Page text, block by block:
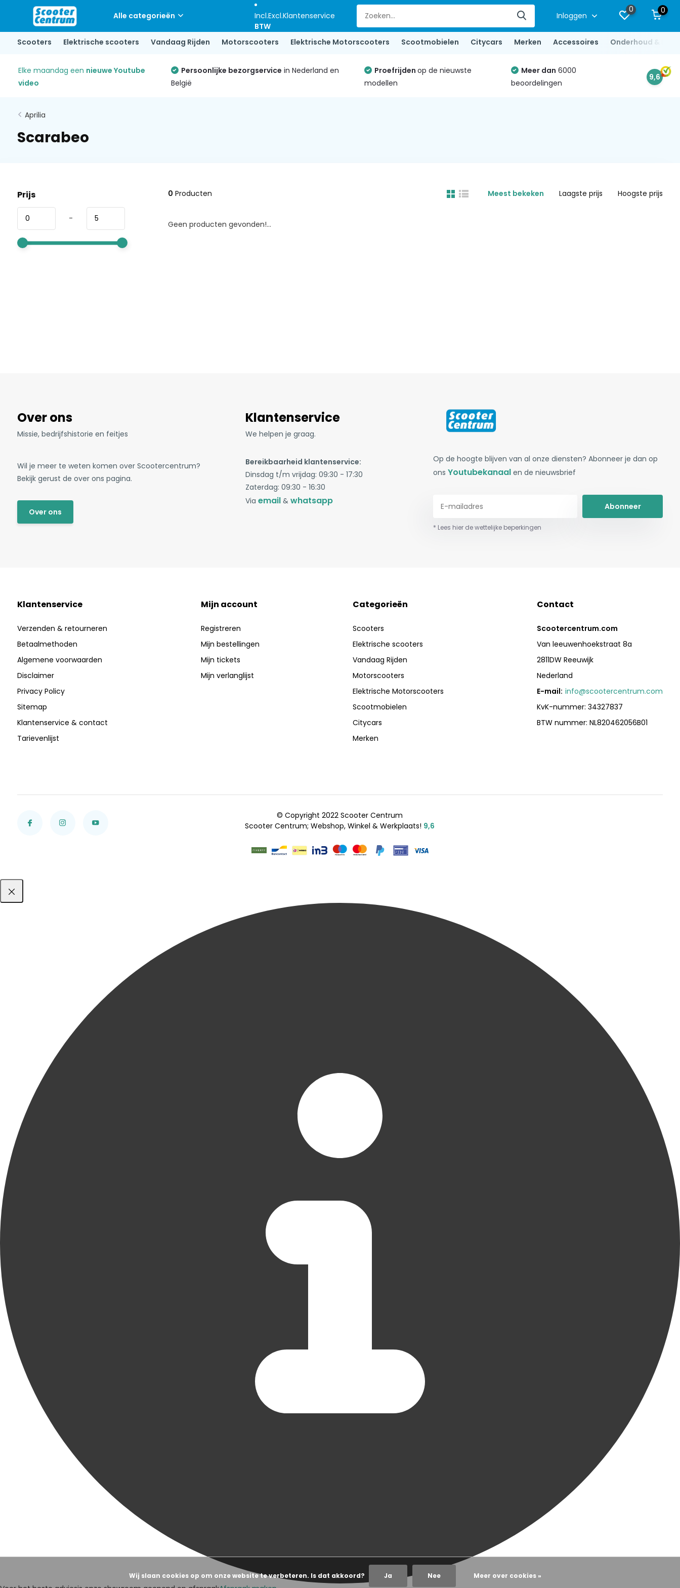
Alle categorieën Incl.Excl.
BTW
Klantenservice Inloggen
0 0
Scooters Elektrische scooters Vandaag Rijden Motorscooters Elektrische Motorscooters Scootmobielen Citycars Merken Accessoires Onderhoud &
Elke maandag een nieuwe Youtube
video
Persoonlijke bezorgservice in Nederland en
België
Proefrijdenop de nieuwste
modellen
Meer dan 6000
beoordelingen
9,6
Aprilia
Scarabeo
Prijs
-
0 Producten Meest bekeken Laagste prijs Hoogste prijs
Geen producten gevonden!...
Over ons
Missie, bedrijfshistorie en feitjes
Wil je meer te weten komen over Scootercentrum?
Bekijk gerust de over ons pagina.
Over ons
Klantenservice
We helpen je graag.
Bereikbaarheid klantenservice:
Dinsdag t/m vrijdag: 09:30 - 17:30
Zaterdag: 09:30 - 16:30
Via email& whatsapp
Op de hoogte blijven van al onze diensten? Abonneer je dan op
onsYoutubekanaal en de nieuwsbrief
Abonneer
* Lees hier de wettelijke beperkingen
Klantenservice
Verzenden & retourneren
Betaalmethoden
Algemene voorwaarden
Disclaimer
Privacy Policy
Sitemap
Klantenservice & contact
Tarievenlijst
Mijn account
Registreren
Mijn bestellingen
Mijn tickets
Mijn verlanglijst
Categorieën
Scooters
Elektrische scooters
Vandaag Rijden
Motorscooters
Elektrische Motorscooters
Scootmobielen
Citycars
Merken
Contact
Scootercentrum.com
Van leeuwenhoekstraat 8a
2811DW Reeuwijk
Nederland
E-mail: info@scootercentrum.com
KvK-nummer: 34327837
BTW nummer: NL820462056B01
© Copyright 2022 Scooter Centrum
Scooter Centrum; Webshop, Winkel & Werkplaats! 9,6
Wij slaan cookies op om onze website te verbeteren. Is dat akkoord? Ja Nee Meer over cookies »